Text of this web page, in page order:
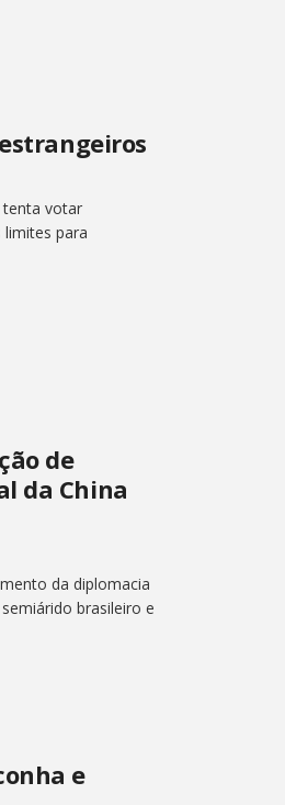
tenta votar
para
de
da China
da diplomacia
brasileiro e
e